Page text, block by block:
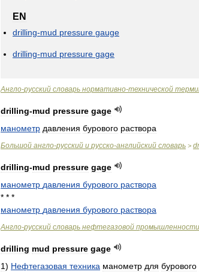
EN
drilling-mud pressure gauge
drilling-mud pressure gage
Англо-русский словарь нормативно-технической
drilling-mud pressure gage
манометр давления бурового раствора
Большой англо-русский и русско-английский словарь >
drilling-mud pressure gage
манометр давления бурового раствора
* * *
манометр давления бурового раствора
Англо-русский словарь нефтегазовой промышленности
drilling mud pressure gage
1) Нефтегазовая техника манометр для бурового